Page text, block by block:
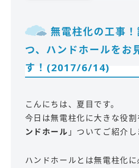
無電柱化の工事！
つ、ハンドホールをお
す！(2017/6/14)
こんにちは、夏目です。
今日は無電柱化に大きな役
ンドホール 」ついてご紹介し
ハンドホールとは無電柱化